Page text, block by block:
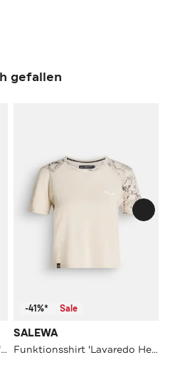
gefallen
Funktionsshirt 'Eagle Cover' weiß
-41%* Sale
SALEWA
Funktionsshirt 'Lavaredo Hemp' sand